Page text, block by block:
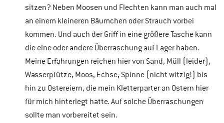
sitzen? Neben Moosen und Flechten kann man auch mal
an einem kleineren Bäumchen oder Strauch vorbei
kommen. Und auch der Griff in eine größere Tasche kann
die eine oder andere Überraschung auf Lager haben.
Meine Erfahrungen reichen hier von Sand, Müll (leider),
Wasserpfütze, Moos, Echse, Spinne (nicht witzig!) bis
hin zu Ostereiern, die mein Kletterparter an Ostern hier
für mich hinterlegt hatte. Auf solche Überraschungen
sollte man vorbereitet sein.